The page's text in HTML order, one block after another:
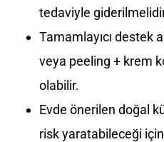
tedaviyle
Tamamlayıcı destek
veya peeling + krem
olabilir.
Evde önerilen doğal
risk yaratabileceği için